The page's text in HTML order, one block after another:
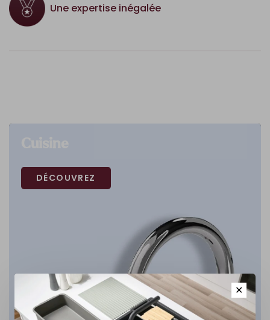
Une expertise inégalée
DÉCOUVREZ
✕